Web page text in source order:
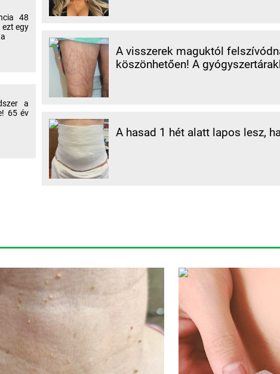
48
egy
a
65 év
A visszerek maguktól
köszönhetően! A
A hasad 1 hét alatt lapos lesz,